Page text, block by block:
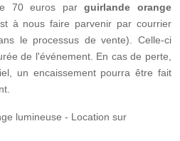
70 euros parguirlande orange
à nous faire parvenir par courrier
le processus de vente). Celle-ci
de l'événement. En cas de perte,
un encaissement pourra être fait